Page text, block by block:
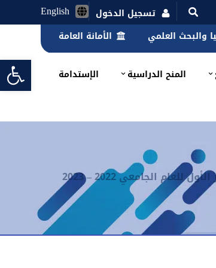
English
تسجيل الدخول
والبحث العلمي الأمانة العامة
المنح الدراسية الإستدامة
الجامعي 2022 – 2023